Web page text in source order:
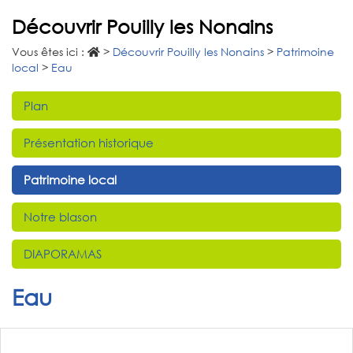
Découvrir Pouilly les Nonains
Vous êtes ici : > Découvrir Pouilly les Nonains > Patrimoine
local > Eau
Plan
Présentation historique
Patrimoine local
Notre blason
DIAPORAMAS
Eau